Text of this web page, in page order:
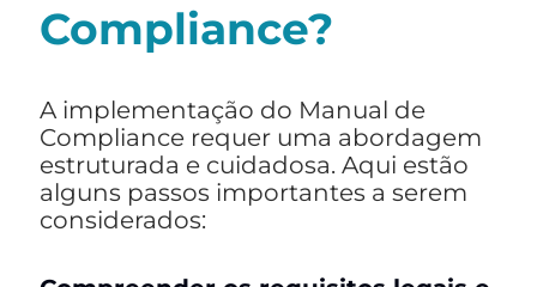
Compliance?
A implementação do Manual de
Compliance requer uma abordagem
estruturada e cuidadosa. Aqui estão
alguns passos importantes a serem
considerados: